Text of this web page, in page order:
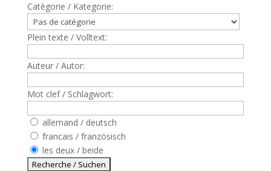
Catègorie / Kategorie:
Plein texte / Volltext:
Auteur / Autor:
Mot clef / Schlagwort:
allemand / deutsch
francais / französisch
les deux / beide